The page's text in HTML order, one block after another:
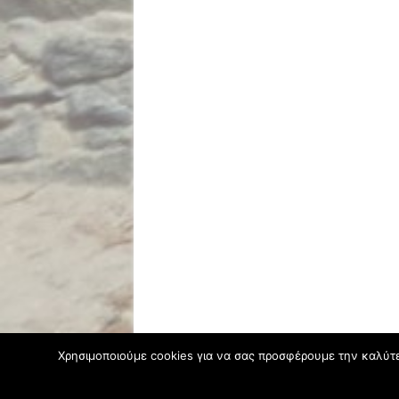
Χρησιμοποιούμε cookies για να σας προσφέρουμε την